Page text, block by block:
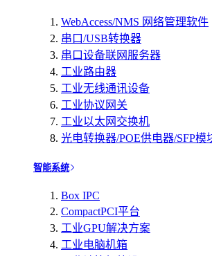
WebAccess/NMS 网络管理软件
串口/USB转换器
串口设备联网服务器
工业路由器
工业无线通讯设备
工业协议网关
工业以太网交换机
光电转换器/POE供电器/SFP模
智能系统
Box IPC
CompactPCI平台
工业GPU解决方案
工业电脑机箱